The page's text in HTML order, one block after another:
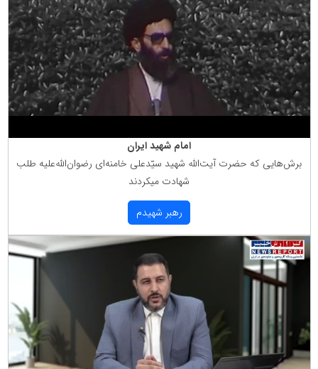
امام شهید ایران
برش‌هایی كه حضرت آیت‌الله شهید سیّدعلی خامنه‌ای رضوان‌الله‌علیه طلب
شهادت میكردند
رهبر شهیدم